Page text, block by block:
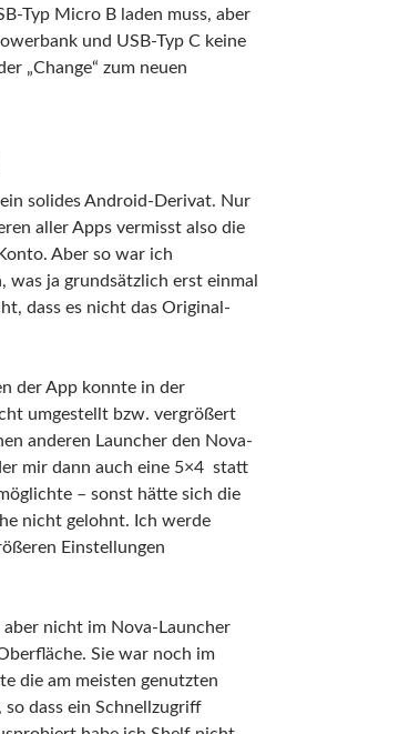
Typ Micro B laden muss, aber
und USB-Typ C keine
„Change“ zum neuen
solides Android-Derivat. Nur
aller Apps vermisst also die
Aber so war ich
was ja grundsätzlich erst einmal
dass es nicht das Original-
der App konnte in der
umgestellt bzw. vergrößert
anderen Launcher den Nova-
mir dann auch eine 5×4 statt
– sonst hätte sich die
nicht gelohnt. Ich werde
Einstellungen
aber nicht im Nova-Launcher
Sie war noch im
die am meisten genutzten
dass ein Schnellzugriff